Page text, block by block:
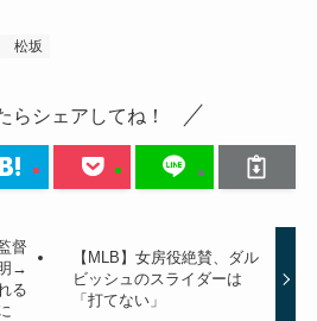
松坂
らシェアしてね！
督
→
る
【MLB】女房役絶賛、ダル
ビッシュのスライダーは
「打てない」